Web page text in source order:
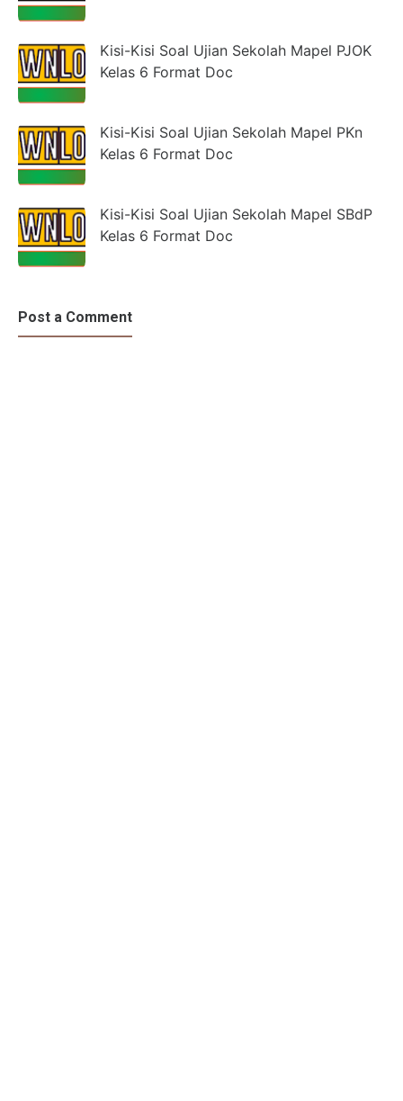
Kisi-Kisi Soal Ujian Sekolah Mapel PJOK
Kelas 6 Format Doc
Kisi-Kisi Soal Ujian Sekolah Mapel PKn
Kelas 6 Format Doc
Kisi-Kisi Soal Ujian Sekolah Mapel SBdP
Kelas 6 Format Doc
Post a Comment